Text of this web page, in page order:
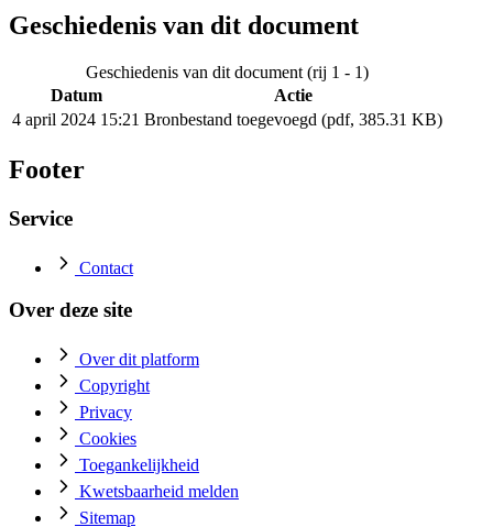
Geschiedenis van dit document
Geschiedenis van dit document (rij 1 - 1)
Datum
Actie
4 april 2024 15:21 Bronbestand toegevoegd (pdf, 385.31 KB)
Footer
Service
Contact
Over deze site
Over dit platform
Copyright
Privacy
Cookies
Toegankelijkheid
Kwetsbaarheid melden
Sitemap